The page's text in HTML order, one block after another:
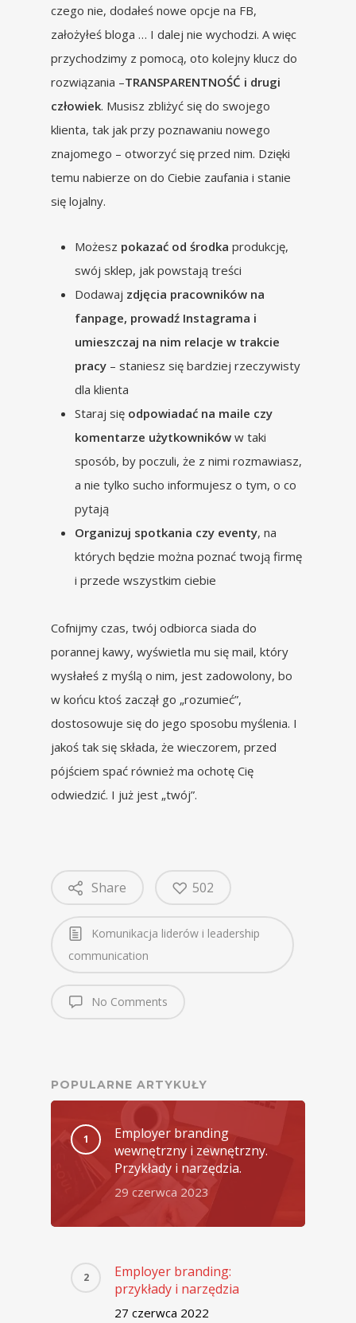
czego nie, dodałeś nowe opcje na FB,
założyłeś bloga … I dalej nie wychodzi. A więc
przychodzimy z pomocą, oto kolejny klucz do
rozwiązania –TRANSPARENTNOŚĆ i drugi
człowiek. Musisz zbliżyć się do swojego
klienta, tak jak przy poznawaniu nowego
znajomego – otworzyć się przed nim. Dzięki
temu nabierze on do Ciebie zaufania i stanie
się lojalny.
Możesz pokazać od środka produkcję,
swój sklep, jak powstają treści
Dodawaj zdjęcia pracowników na
fanpage, prowadź Instagrama i
umieszczaj na nim relacje w trakcie
pracy – staniesz się bardziej rzeczywisty
dla klienta
Staraj się odpowiadać na maile czy
komentarze użytkowników w taki
sposób, by poczuli, że z nimi rozmawiasz,
a nie tylko sucho informujesz o tym, o co
pytają
Organizuj spotkania czy eventy, na
których będzie można poznać twoją firmę
i przede wszystkim ciebie
Cofnijmy czas, twój odbiorca siada do
porannej kawy, wyświetla mu się mail, który
wysłałeś z myślą o nim, jest zadowolony, bo
w końcu ktoś zaczął go „rozumieć”,
dostosowuje się do jego sposobu myślenia. I
jakoś tak się składa, że wieczorem, przed
pójściem spać również ma ochotę Cię
odwiedzić. I już jest „twój”.
Share 502
Komunikacja liderów i leadership
communication
No Comments
POPULARNE ARTYKUŁY
Employer branding
wewnętrzny i zewnętrzny.
Przykłady i narzędzia.
29 czerwca 2023
Employer branding:
przykłady i narzędzia
27 czerwca 2022